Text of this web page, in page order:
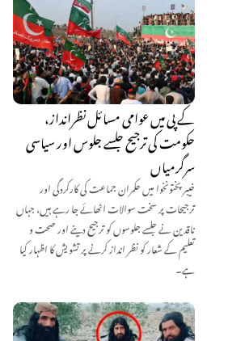
کے پی میں عوامی مسائل نظرانداز،
حکومت کی ترجیح جلسے جلوس اور سیاسی
سرگرمیاں
خیبر پختونخوا میں حکمران جماعت کی کارکردگی اور
ترجیحات پر سخت سوالات اٹھائے جا رہے ہیں، جہاں
ناقدین نے جلسے جلوسوں کو ترجیح دینے اور صحت و
تعلیم کے شعار کو نظر انداز کرنے پر تشویش کا اظہار کیا
ہے۔